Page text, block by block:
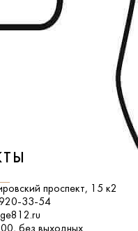
проспект, 15 к2
33-54